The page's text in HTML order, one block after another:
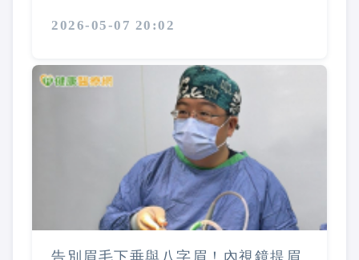
2026-05-07 20:02
告別眉毛下垂與八字眉！內視鏡提眉